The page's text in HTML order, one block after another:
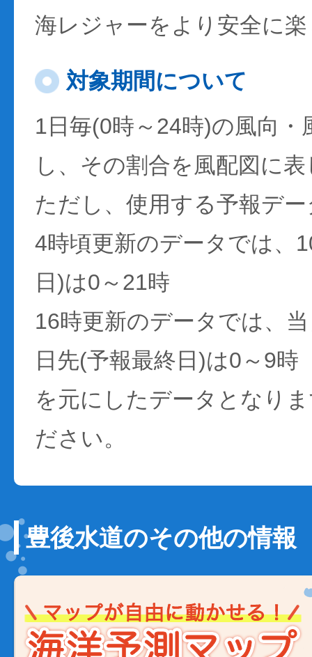
海レジャーをより安全に
対象期間について
1日毎(0時～24時)の風向・
し、その割合を風配図に
ただし、使用する予報デ
4時頃更新のデータでは、
日)は0～21時
16時更新のデータでは、
日先(予報最終日)は0～9時
を元にしたデータとなり
ださい。
豊後水道のその他の情報